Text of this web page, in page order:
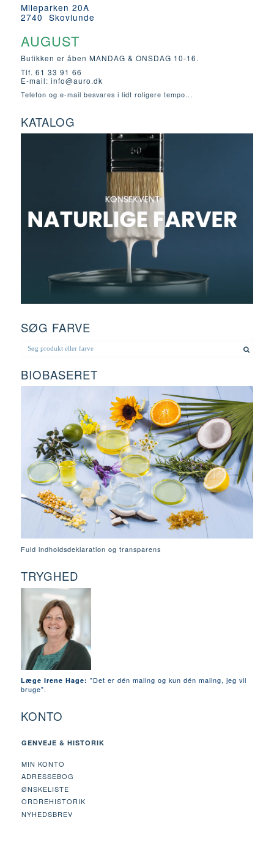
Mileparken 20A
2740 Skovlunde
AUGUST
Butikken er åben MANDAG & ONSDAG 10-16.
Tlf. 61 33 91 66
E-mail: info@auro.dk
Telefon og e-mail besvares i lidt roligere tempo...
KATALOG
SØG FARVE
BIOBASERET
Fuld indholdsdeklaration og transparens
TRYGHED
Læge Irene Hage: "Det er dén maling og kun dén maling, jeg vil
bruge".
KONTO
GENVEJE & HISTORIK
MIN KONTO
ADRESSEBOG
ØNSKELISTE
ORDREHISTORIK
NYHEDSBREV